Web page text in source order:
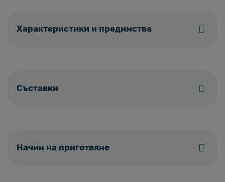
Характеристики и предимства
Съставки
Начин на приготвяне